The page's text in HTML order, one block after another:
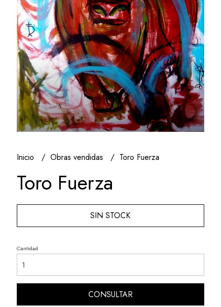
Inicio Obras vendidas Toro Fuerza
Toro Fuerza
SIN STOCK
Cantidad
CONSULTAR